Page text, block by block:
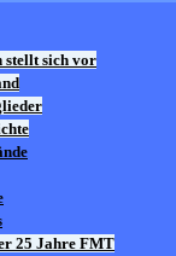
stellt sich vor
25 Jahre FMT